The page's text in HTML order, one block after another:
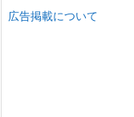
広告掲載について